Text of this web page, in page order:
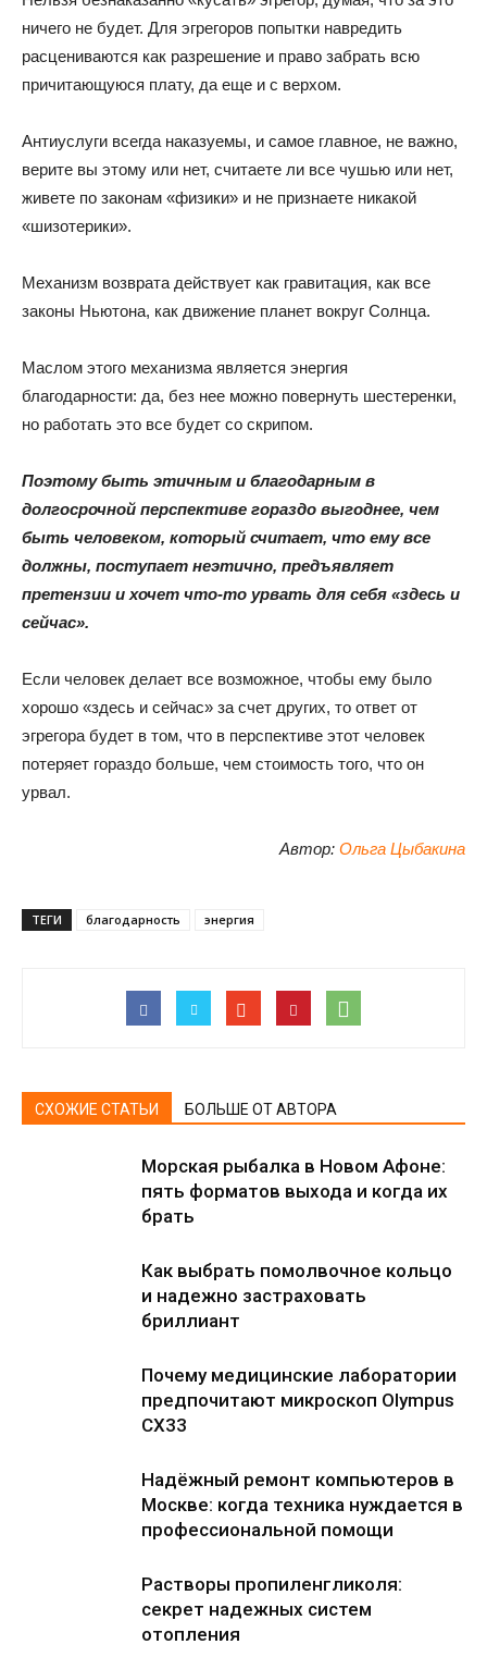
ничего не будет. Для эгрегоров попытки навредить
расцениваются как разрешение и право забрать всю
причитающуюся плату, да еще и с верхом.
Антиуслуги всегда наказуемы, и самое главное, не важно,
верите вы этому или нет, считаете ли все чушью или нет,
живете по законам «физики» и не признаете никакой
«шизотерики».
Механизм возврата действует как гравитация, как все
законы Ньютона, как движение планет вокруг Солнца.
Маслом этого механизма является энергия
благодарности: да, без нее можно повернуть шестеренки,
но работать это все будет со скрипом.
Поэтому быть этичным и благодарным в
долгосрочной перспективе гораздо выгоднее, чем
быть человеком, который считает, что ему все
должны, поступает неэтично, предъявляет
претензии и хочет что-то урвать для себя «здесь и
сейчас».
Если человек делает все возможное, чтобы ему было
хорошо «здесь и сейчас» за счет других, то ответ от
эгрегора будет в том, что в перспективе этот человек
потеряет гораздо больше, чем стоимость того, что он
урвал.
Автор: Ольга Цыбакина
ТЕГИ благодарность энергия
СХОЖИЕ СТАТЬИ БОЛЬШЕ ОТ АВТОРА
Морская рыбалка в Новом Афоне:
пять форматов выхода и когда их
брать
Как выбрать помолвочное кольцо
и надежно застраховать
бриллиант
Почему медицинские лаборатории
предпочитают микроскоп Olympus
CX33
Надёжный ремонт компьютеров в
Москве: когда техника нуждается в
профессиональной помощи
Растворы пропиленгликоля:
секрет надежных систем
отопления